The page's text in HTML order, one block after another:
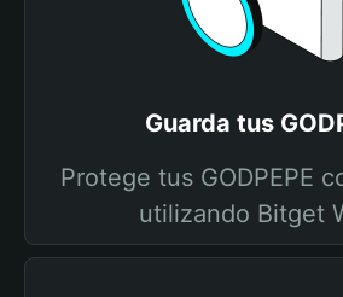
Guarda tus
Protege tus GODPEPE
utilizando Bitget